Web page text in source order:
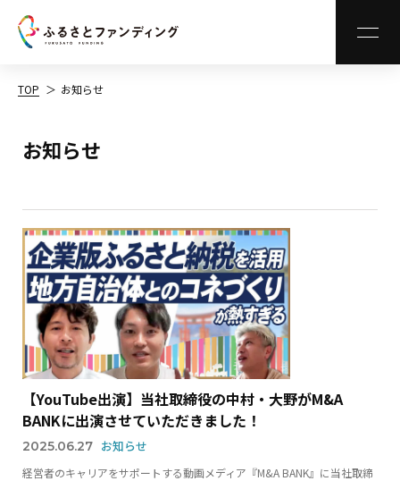
TOP お知らせ
お知らせ
【YouTube出演】当社取締役の中村・大野がM&A
BANKに出演させていただきました！
2025.06.27 お知らせ
経営者のキャリアをサポートする動画メディア『M&A BANK』に当社取締